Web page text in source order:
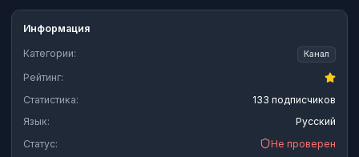
Информация
Категории: Канал
Рейтинг:
Статистика:
133 подписчиков
Язык:
Русский
Статус:
Не проверен